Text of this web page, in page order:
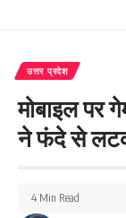
उत्तर प्रदेश
मोबाइल पर
ने फंदे से
4 Min Read